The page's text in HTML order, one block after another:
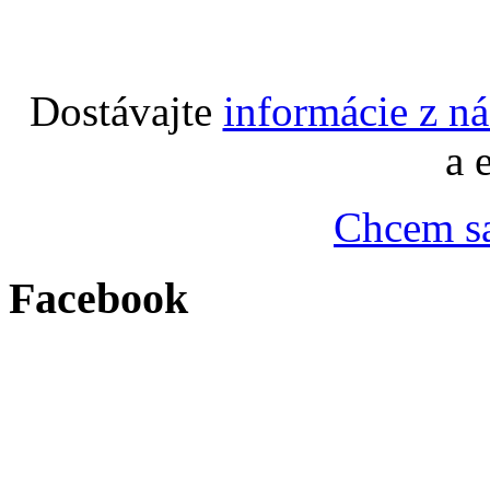
Dostávajte informácie z
a
Chcem
Facebook